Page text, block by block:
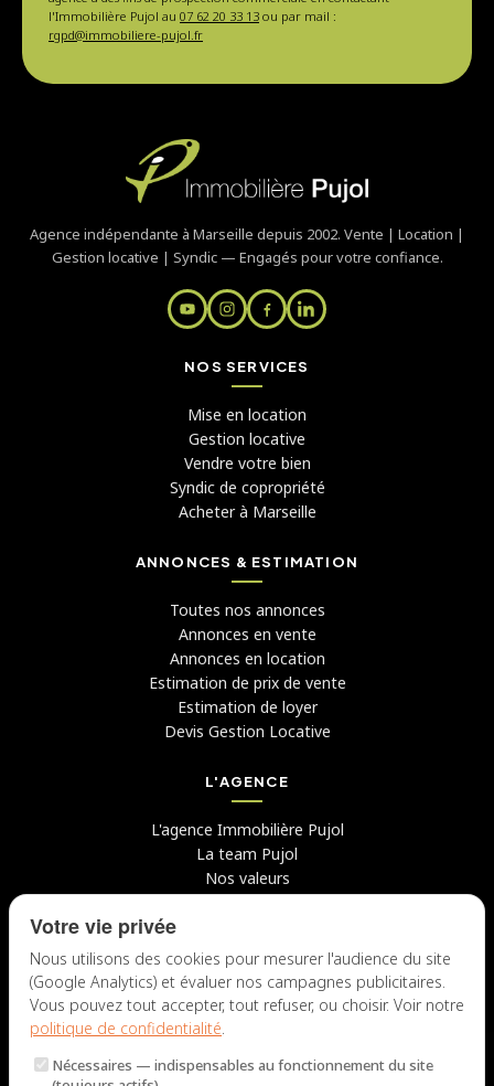
l'Immobilière Pujol au 07 62 20 33 13 ou par mail :
rgpd@immobiliere-pujol.fr
Agence indépendante à Marseille depuis 2002. Vente | Location |
Gestion locative | Syndic — Engagés pour votre confiance.
NOS SERVICES
Mise en location
Gestion locative
Vendre votre bien
Syndic de copropriété
Acheter à Marseille
ANNONCES & ESTIMATION
Toutes nos annonces
Annonces en vente
Annonces en location
Estimation de prix de vente
Estimation de loyer
Devis Gestion Locative
L'AGENCE
L'agence Immobilière Pujol
La team Pujol
Nos valeurs
Avis clients
Candidater chez nous
NOUS CONTACTER
Lun – Jeu : 9h – 12h / 14h – 18h
Votre vie privée
Nous utilisons des cookies pour mesurer l'audience du site
(Google Analytics) et évaluer nos campagnes publicitaires.
Vous pouvez tout accepter, tout refuser, ou choisir. Voir notre
politique de confidentialité.
Nécessaires — indispensables au fonctionnement du site